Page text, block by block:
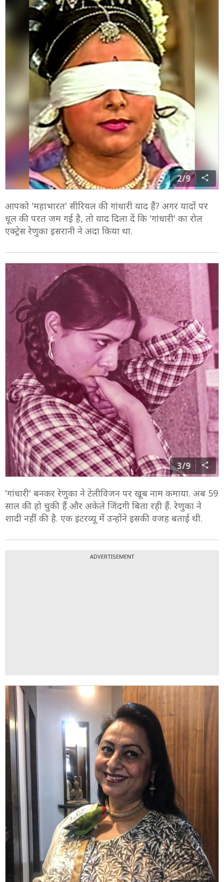
2/9
आपको 'महाभारत' सीरियल की गांधारी याद हैं? अगर यादों पर
धूल की परत जम गई है, तो याद दिला दें कि 'गांधारी' का रोल
एक्ट्रेस रेणुका इसरानी ने अदा किया था.
3/9
'गांधारी' बनकर रेणुका ने टेलीविजन पर खूब नाम कमाया. अब 59
साल की हो चुकी हैं और अकेले जिंदगी बिता रही हैं. रेणुका ने
शादी नहीं की है. एक इंटरव्यू में उन्होंने इसकी वजह बताई थी.
ADVERTISEMENT